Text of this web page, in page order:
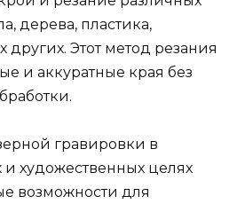
дерева, пластика,
Этот метод резания
и аккуратные края без
гравировки в
художественных целях
возможности для